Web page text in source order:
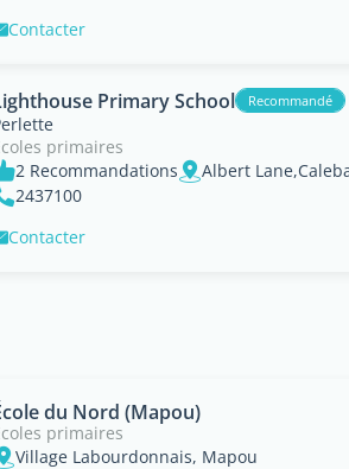
Contacter
Primary School Recommandé
primaires
2 Recommandations
Albert
2437100
Contacter
du Nord (Mapou)
primaires
Village Labourdonnais, Mapou